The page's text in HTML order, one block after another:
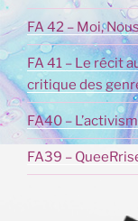
FA 42 – Moi,
FA 41 – Le récit
critique des
FA40 –
FA39 –